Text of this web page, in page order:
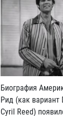
Биография
Рид (как вариант
Cyril Reed)